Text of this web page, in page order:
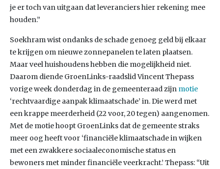
je er toch van uitgaan dat leveranciers hier rekening mee
houden.”
Soekhram wist ondanks de schade genoeg geld bij elkaar
te krijgen om nieuwe zonnepanelen te laten plaatsen.
Maar veel huishoudens hebben die mogelijkheid niet.
Daarom diende GroenLinks-raadslid Vincent Thepass
vorige week donderdag in de gemeenteraad zijn motie
‘rechtvaardige aanpak klimaatschade’ in. Die werd met
een krappe meerderheid (22 voor, 20 tegen) aangenomen.
Met de motie hoopt GroenLinks dat de gemeente straks
meer oog heeft voor ‘financiële klimaatschade in wijken
met een zwakkere sociaaleconomische status en
bewoners met minder financiële veerkracht.’ Thepass: “Uit